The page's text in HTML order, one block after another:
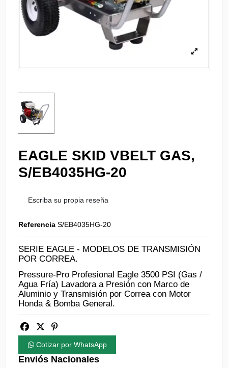
EAGLE SKID VBELT GAS,
S/EB4035HG-20
Escriba su propia reseña
Referencia S/EB4035HG-20
SERIE EAGLE - MODELOS DE TRANSMISIÓN
POR CORREA.
Pressure-Pro Profesional Eagle 3500 PSI (Gas /
Agua Fría) Lavadora a Presión con Marco de
Aluminio y Transmisión por Correa con Motor
Honda & Bomba General.
Cotizar por WhatsApp
Enviós Nacionales